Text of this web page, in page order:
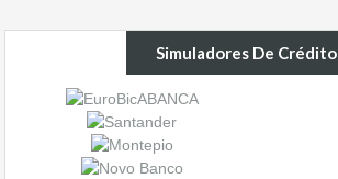
Simuladores De Crédito